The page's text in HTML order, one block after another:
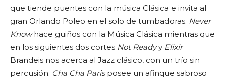
que tiende puentes con la música Clásica e invita al
gran Orlando Poleo en el solo de tumbadoras. Never
Knowhace guiños con la Música Clásica mientras que
en los siguientes dos cortes Not Readyy Elixir
Brandeis nos acerca al Jazz clásico, con un trío sin
percusión. Cha Cha Parisposee un afinque sabroso